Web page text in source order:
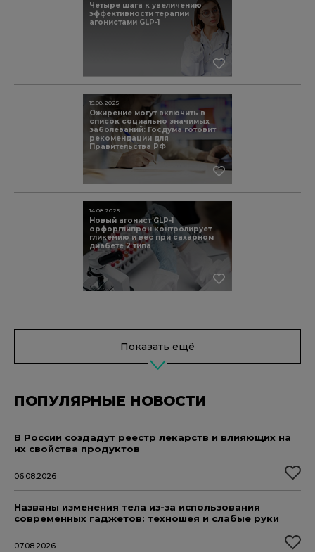
Четыре шага к увеличению
эффективности терапии
агонистами GLP-1
Ожирение могут включить в
список социально значимых
заболеваний: Госдума готовит
рекомендации для
Правительства РФ
15.08.2025
Новый агонист GLP-1
орфорглипрон контролирует
гликемию и вес при сахарном
диабете 2 типа
14.08.2025
Показать ещё
ПОПУЛЯРНЫЕ НОВОСТИ
В России создадут реестр лекарств и влияющих на
их свойства продуктов
06.08.2026
Названы изменения тела из-за использования
современных гаджетов: техношея и слабые руки
07.08.2026